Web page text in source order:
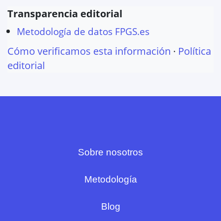
Transparencia editorial
Metodología de datos FPGS.es
Cómo verificamos esta información · Política
editorial
Sobre nosotros
Metodología
Blog